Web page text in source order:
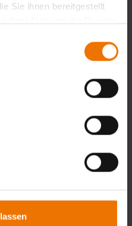
Sie ihnen bereitgestellt
anhand der
Dokumente durch die
Unternehmen gewünscht
und
den Auditor